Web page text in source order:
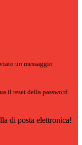
un messaggio
il reset della password
di posta elettronica!